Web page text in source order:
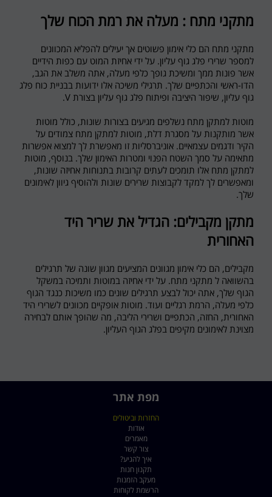
מתקני מתח : מעלה את רמת הכוח שלך
מתקני מתח הם כלי אימון פשוטים אך יעילים להפליא המכוונים
למספר שרירי פלג גוף עליון. על ידי אחיזת המוט עם כפות הידיים
אשר פונות ממך ומשיכת גופך כלפי מעלה, אתה משלב את הגב,
הדו-ראשי והכתפיים שלך. תרגילי משיכה אלו ידועות בבניית כוח פלג
גוף עליון, שיפור היציבה ופיתוח פלג גוף עליון בצורת V
.
מוטות למתקן מתח נשלפים מגיעים בצורות שונות, כולל מוטות
אשר מותקנות על מסגרת דלת, מוטות למתקן מתח צמודים על
הקיר ודגמים עצמאיים. אוניברסליות זו מאפשרת לך למצוא אפשרות
מתאימה על סמך השטח הפנוי ומטרות האימון שלך. בנוסף, מוטות
למתקן מתח אלו תומכים לעתים קרובות בתנוחות אחיזה שונות,
ומאפשרים לך למקד לקבוצות שרירים שונות ולהוסיף גיוון לאימונים
שלך.
מתקן מקבילים: הגדיל את שריר היד
האחורית
מקבילים, הם כלי אימון מגוונים המציעים מגוון שונה של תרגילים
בהשוואה ל מתקני מתח. על ידי אחיזה במוטות ותמיכה במשקל
הגוף שלך, אתה יכול לבצע תרגילים שונים כמו משיכות כנגד הגוף
כלפי מעלה, הרמת רגליים ועוד. מוטות אופקיים מכוונים לשרירי היד
האחורית, החזה, הכתפיים ושרירי הליבה, מה שהופך אותם לבחירה
מצוינת לאימונים מקיפים בפלג הגוף העליון.
מפת אתר
החזרות וביטולים
אודות
מאמרים
צור קשר
איך להגיע?
תקנון חנות
מעקב הזמנות
הרשמת לקוחות